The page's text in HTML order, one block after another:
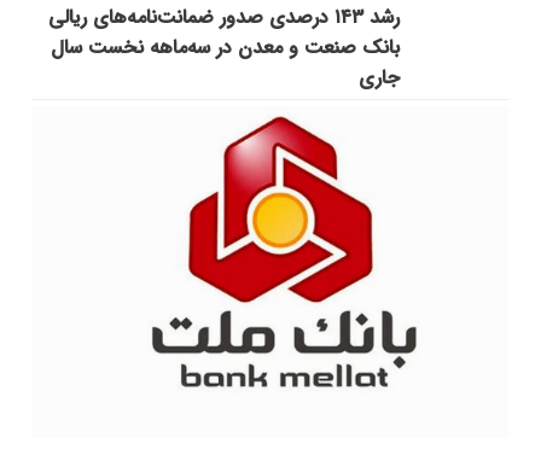
رشد ۱۴۳ درصدی صدور ضمانت‌نامه‌های ریالی
بانک صنعت و معدن در سه‌ماهه نخست سال
جاری